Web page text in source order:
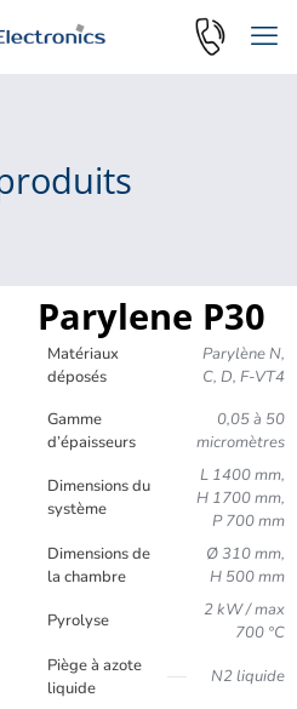
Parylene P30
Matériaux
déposés
Parylène N,
C, D, F-VT4
Gamme
d’épaisseurs
0,05 à 50
micromètres
Dimensions du
système
L 1400 mm,
H 1700 mm,
P 700 mm
Dimensions de
la chambre
Ø 310 mm,
H 500 mm
Pyrolyse
2 kW / max
700 °C
Piège à azote
liquide
N2 liquide